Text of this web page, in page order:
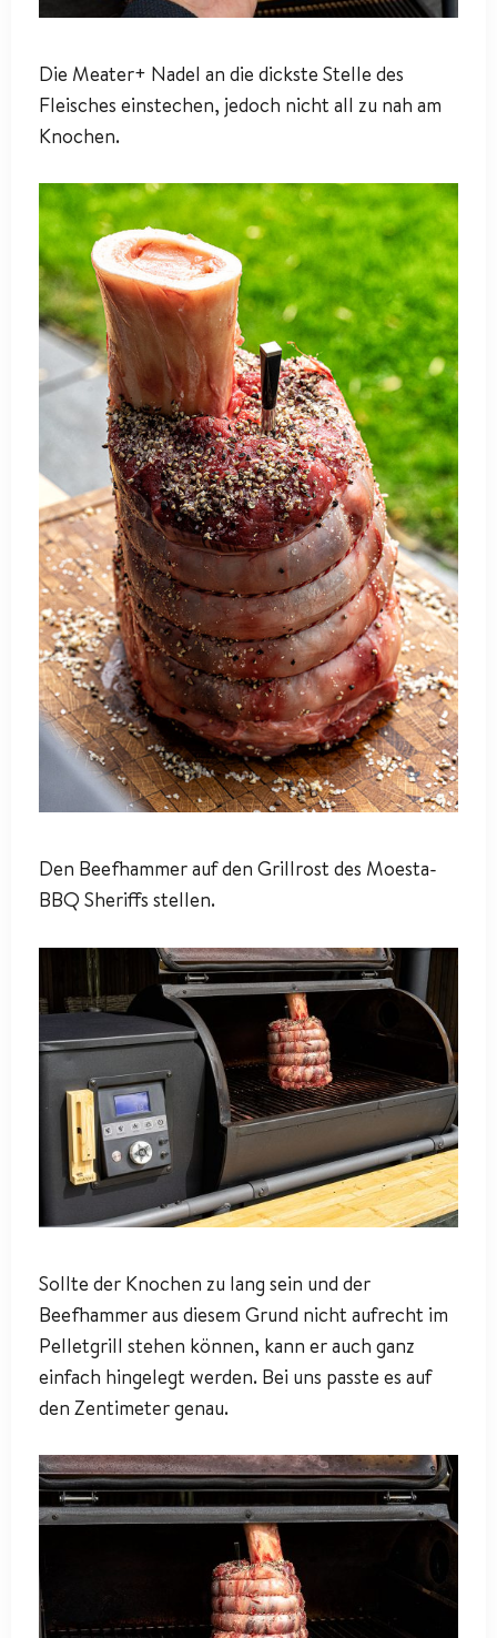
Die Meater+ Nadel an die dickste Stelle des
Fleisches einstechen, jedoch nicht all zu nah am
Knochen.
Den Beefhammer auf den Grillrost des Moesta-
BBQ Sheriffs stellen.
Sollte der Knochen zu lang sein und der
Beefhammer aus diesem Grund nicht aufrecht im
Pelletgrill stehen können, kann er auch ganz
einfach hingelegt werden. Bei uns passte es auf
den Zentimeter genau.